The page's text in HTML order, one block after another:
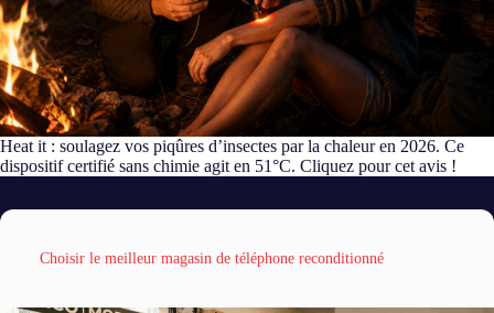
Heat it : soulagez vos piqûres d’insectes par la chaleur en 2026. Ce
dispositif certifié sans chimie agit en 51°C. Cliquez pour cet avis !
Choisir le meilleur magasin de téléphone reconditionné